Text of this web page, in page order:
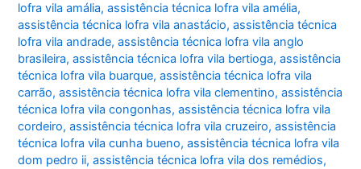
lofra vila amália,assistência técnica lofra vila amélia,
assistência técnica lofra vila anastácio,assistência técnica
lofra vila andrade,assistência técnica lofra vila anglo
brasileira,assistência técnica lofra vila bertioga,assistência
técnica lofra vila buarque,assistência técnica lofra vila
carrão,assistência técnica lofra vila clementino,assistência
técnica lofra vila congonhas,assistência técnica lofra vila
cordeiro,assistência técnica lofra vila cruzeiro,assistência
técnica lofra vila cunha bueno,assistência técnica lofra vila
dom pedro ii,assistência técnica lofra vila dos remédios,